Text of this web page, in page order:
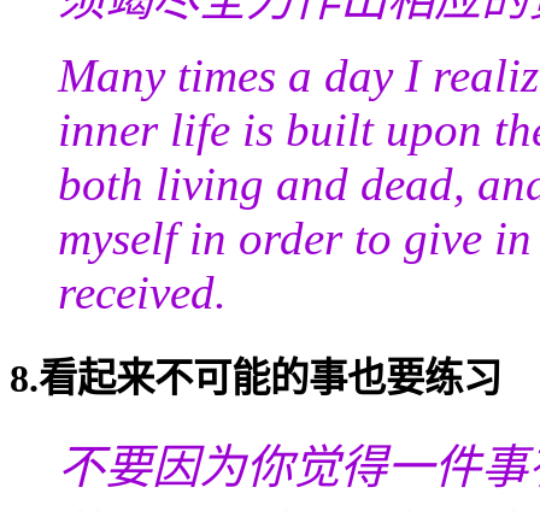
Many times a day I
inner life is built upon
both living and dead,
myself in order to give
received.
8.看起来不可能的事也要练习
不要因为你觉得一件